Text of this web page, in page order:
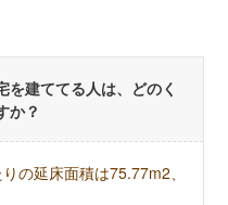
を建ててる人は、どのく
か？
の延床面積は75.77m2、